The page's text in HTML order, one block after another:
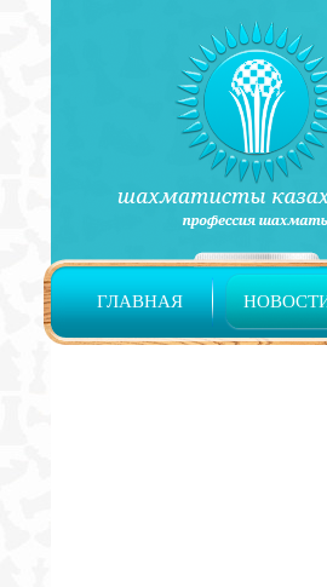
ГЛАВНАЯ